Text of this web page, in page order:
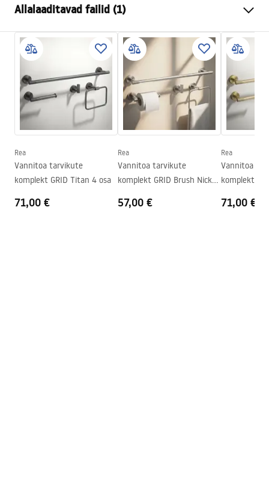
Materjal
Paigaldusviis
Kruvitav
Seeria
Grid
Garantii
Allalaaditavad failid (1)
Garantiitingimused
Warranty_Terms_and_Conditions_Accessories_-_24.pdf
Rea
Vannitoa tarvikute
komplekt GRID Titan 4 osa
71,00 €
Rea
Vannitoa tarvikute
komplekt GRID Brush Nickel
57,00 €
Rea
Vannitoa
komplekt
71,00 €